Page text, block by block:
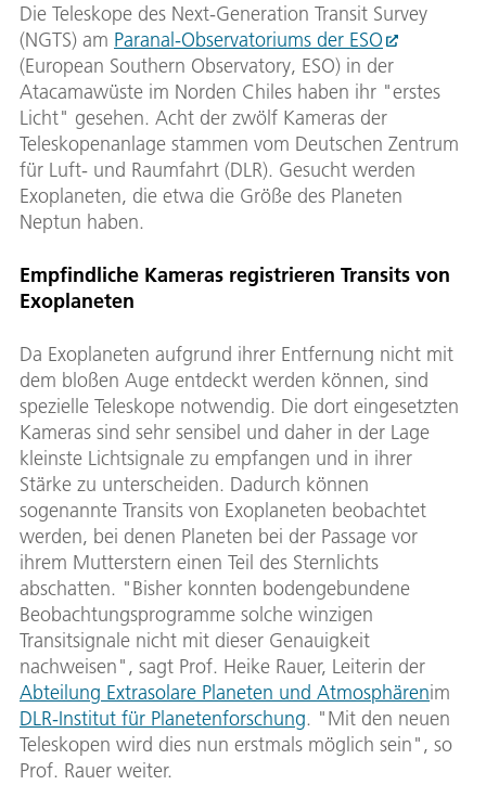
Die Teleskope des Next-Generation Transit Survey
(NGTS) am Paranal-Observatoriums der ESO
(European Southern Observatory, ESO) in der
Atacamawüste im Norden Chiles haben ihr "erstes
Licht" gesehen. Acht der zwölf Kameras der
Teleskopenanlage stammen vom Deutschen Zentrum
für Luft- und Raumfahrt (DLR). Gesucht werden
Exoplaneten, die etwa die Größe des Planeten
Neptun haben.
Empfindliche Kameras registrieren Transits von
Exoplaneten
Da Exoplaneten aufgrund ihrer Entfernung nicht mit
dem bloßen Auge entdeckt werden können, sind
spezielle Teleskope notwendig. Die dort eingesetzten
Kameras sind sehr sensibel und daher in der Lage
kleinste Lichtsignale zu empfangen und in ihrer
Stärke zu unterscheiden. Dadurch können
sogenannte Transits von Exoplaneten beobachtet
werden, bei denen Planeten bei der Passage vor
ihrem Mutterstern einen Teil des Sternlichts
abschatten. "Bisher konnten bodengebundene
Beobachtungsprogramme solche winzigen
Transitsignale nicht mit dieser Genauigkeit
nachweisen", sagt Prof. Heike Rauer, Leiterin der
Abteilung Extrasolare Planeten und Atmosphärenim
DLR-Institut für Planetenforschung. "Mit den neuen
Teleskopen wird dies nun erstmals möglich sein", so
Prof. Rauer weiter.